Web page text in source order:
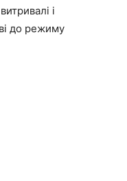
і
до режиму